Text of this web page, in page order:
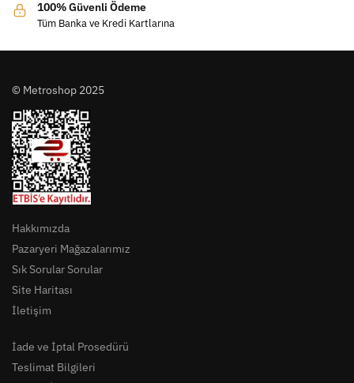
100% Güvenli Ödeme
Tüm Banka ve Kredi Kartlarına
© Metroshop 2025
Hakkımızda
Pazaryeri Mağazalarımız
Sık Sorular Sorular
Site Haritası
İletişim
İade ve İptal Prosedürü
Teslimat Bilgileri